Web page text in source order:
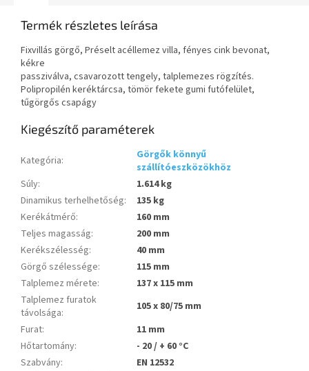
Termék részletes leírása
Fixvillás görgő, Préselt acéllemez villa, fényes cink bevonat,
kékre
passziválva, csavarozott tengely, talplemezes rögzítés.
Polipropilén keréktárcsa, tömör fekete gumi futófelület,
tűgörgős csapágy
Kiegészítő paraméterek
Kategória:
Görgők könnyű
szállítóeszközökhöz
Súly:
1.614 kg
Dinamikus terhelhetőség:
135 kg
Kerékátmérő:
160 mm
Teljes magasság:
200 mm
Kerékszélesség:
40 mm
Görgő szélessége:
115 mm
Talplemez mérete:
137 x 115 mm
Talplemez furatok
távolsága:
105 x 80/75 mm
Furat:
11 mm
Hőtartomány:
- 20 / + 60 °C
Szabvány:
EN 12532